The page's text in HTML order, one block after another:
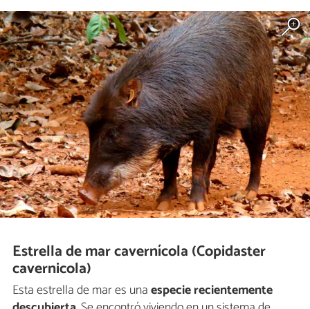
Estrella de mar cavernícola (Copidaster
cavernicola)
Esta estrella de mar es unaespecie recientemente